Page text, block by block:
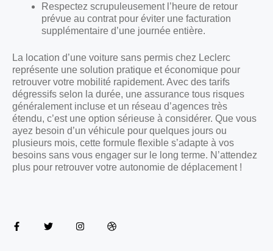
Respectez scrupuleusement l’heure de retour
prévue au contrat pour éviter une facturation
supplémentaire d’une journée entière.
La location d’une voiture sans permis chez Leclerc
représente une solution pratique et économique pour
retrouver votre mobilité rapidement. Avec des tarifs
dégressifs selon la durée, une assurance tous risques
généralement incluse et un réseau d’agences très
étendu, c’est une option sérieuse à considérer. Que vous
ayez besoin d’un véhicule pour quelques jours ou
plusieurs mois, cette formule flexible s’adapte à vos
besoins sans vous engager sur le long terme. N’attendez
plus pour retrouver votre autonomie de déplacement !